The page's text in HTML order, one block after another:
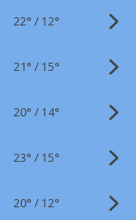
22° / 12°
21° / 15°
20° / 14°
23° / 15°
20° / 12°